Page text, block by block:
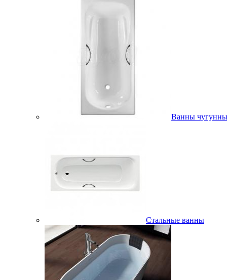
Ванны
Стальные ванны